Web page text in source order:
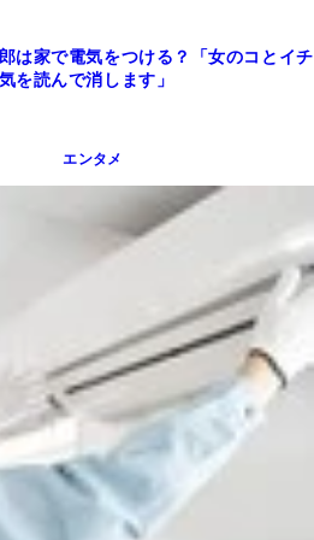
は家で電気をつける？「女のコとイチ
を読んで消します」
エンタメ